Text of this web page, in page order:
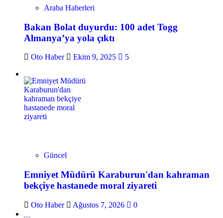
Araba Haberleri
Bakan Bolat duyurdu: 100 adet Togg
Almanya’ya yola çıktı
Oto Haber Ekim 9, 2025 5
Güncel
Emniyet Müdürü Karaburun'dan kahraman
bekçiye hastanede moral ziyareti
Oto Haber Ağustos 7, 2026 0